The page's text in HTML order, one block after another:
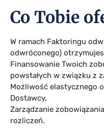
Co Tobie
W ramach Faktoringu
odwróconego)
Finansowanie Twoich
powstałych w związku z
Możliwość elastycznego
Dostawcy,
Zarządzanie
rozliczeń.